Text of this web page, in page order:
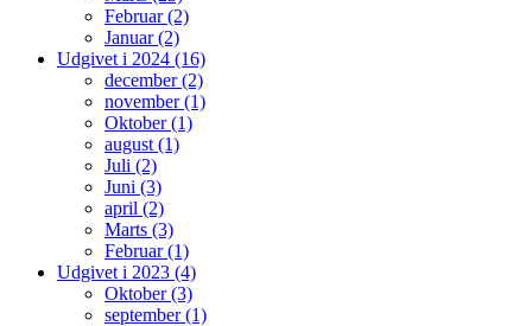
Februar (2)
Januar (2)
Udgivet i 2024 (16)
december (2)
november (1)
Oktober (1)
august (1)
Juli (2)
Juni (3)
april (2)
Marts (3)
Februar (1)
Udgivet i 2023 (4)
Oktober (3)
september (1)